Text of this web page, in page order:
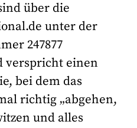
über die
unter der
247877
verspricht einen
bei dem das
richtig „abgehen,
und alles